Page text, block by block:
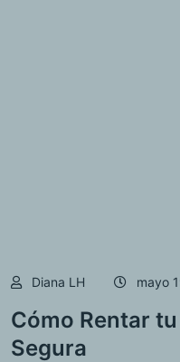
Diana LH mayo
Cómo Rentar
Segura